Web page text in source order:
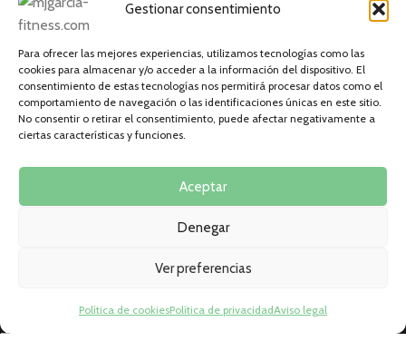
Gestionar consentimiento
Para ofrecer las mejores experiencias, utilizamos tecnologías como las
cookies para almacenar y/o acceder a la información del dispositivo. El
consentimiento de estas tecnologías nos permitirá procesar datos como el
comportamiento de navegación o las identificaciones únicas en este sitio.
No consentir o retirar el consentimiento, puede afectar negativamente a
ciertas características y funciones.
Aceptar
Denegar
Ver preferencias
Política de cookiesPolítica de privacidadAviso legal
Elite Club
Mi cuenta
DE INTERÉS
Política de privacidad